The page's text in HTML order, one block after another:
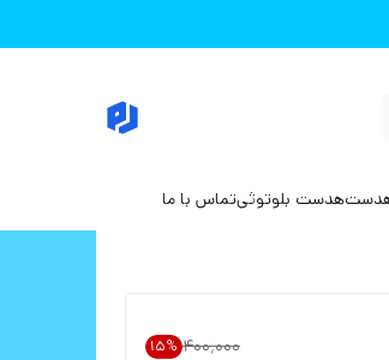
هدستهدست بلوتوثیتماس با ما
۴۰۰٬۰۰۰ 15%